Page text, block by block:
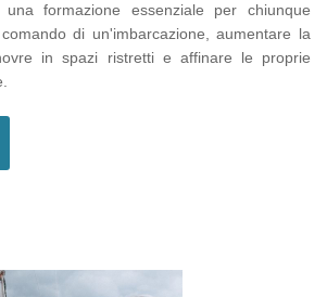
formazione essenziale per chiunque
di un'imbarcazione, aumentare la
in spazi ristretti e affinare le proprie